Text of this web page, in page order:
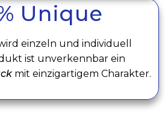
Unique
einzeln und individuell
ist unverkennbar ein
mit einzigartigem Charakter.